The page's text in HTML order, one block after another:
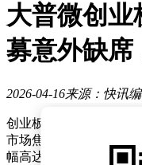
大普微创业
募意外缺席
2026-04-16来源：快讯
创业板迎来首单未盈利
市场焦点。该企业上市
幅高达430.71%。按此